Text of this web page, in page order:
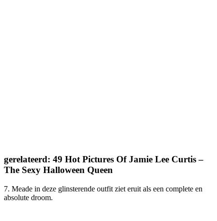
gerelateerd: 49 Hot Pictures Of Jamie Lee Curtis –
The Sexy Halloween Queen
7. Meade in deze glinsterende outfit ziet eruit als een complete en
absolute droom.